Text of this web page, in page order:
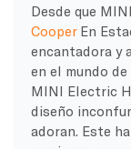
Desde que
CooperEn
encantadora y
en el mundo
MINI Electric
diseño
adoran. Este